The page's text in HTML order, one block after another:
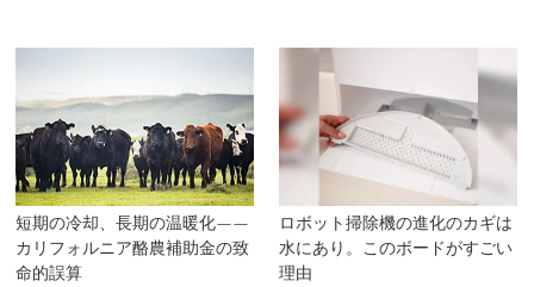
短期の冷却、長期の温暖化——
カリフォルニア酪農補助金の致
命的誤算
ロボット掃除機の進化のカギは
水にあり。このボードがすごい
理由